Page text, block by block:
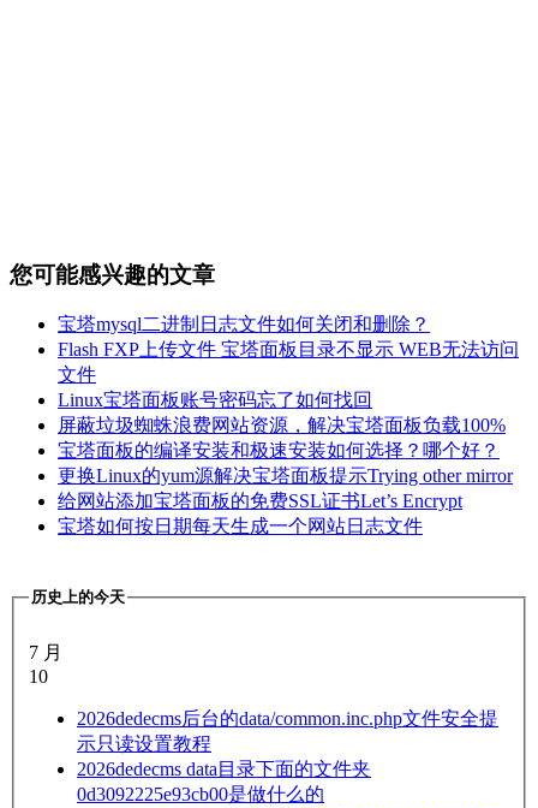
您可能感兴趣的文章
宝塔mysql二进制日志文件如何关闭和删除？
Flash FXP上传文件 宝塔面板目录不显示 WEB无法访问
文件
Linux宝塔面板账号密码忘了如何找回
屏蔽垃圾蜘蛛浪费网站资源，解决宝塔面板负载100%
宝塔面板的编译安装和极速安装如何选择？哪个好？
更换Linux的yum源解决宝塔面板提示Trying other mirror
给网站添加宝塔面板的免费SSL证书Let’s Encrypt
宝塔如何按日期每天生成一个网站日志文件
历史上的今天
7 月
10
2026dedecms后台的data/common.inc.php文件安全提
示只读设置教程
2026dedecms data目录下面的文件夹
0d3092225e93cb00是做什么的